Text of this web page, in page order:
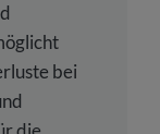
bei